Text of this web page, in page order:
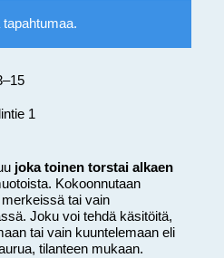
–15
1
joka toinen torstai alkaen
Kokoonnutaan
tai vain
Joku voi tehdä käsitöitä,
tai vain kuuntelemaan eli
tilanteen mukaan.